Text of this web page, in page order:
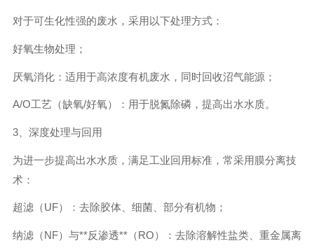
对于可生化性强的废水，采用以下处理方式：
好氧生物处理；
厌氧消化：适用于高浓度有机废水，同时回收沼气能源；
A/O工艺（缺氧/好氧）：用于脱氮除磷，提高出水水质。
3、深度处理与回用
为进一步提高出水水质，满足工业回用标准，常采用膜分离技
术：
超滤（UF）：去除胶体、细菌、部分有机物；
纳滤（NF）与**反渗透**（RO）：去除溶解性盐类、重金属离